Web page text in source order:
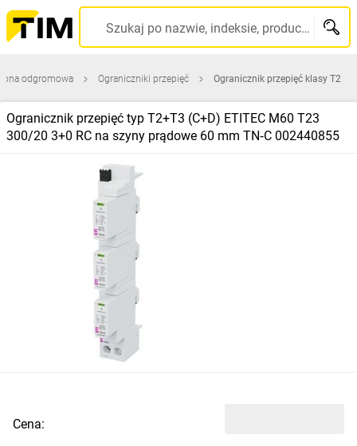
Szukaj po nazwie, indeksie, producencie, kodzie kreskowym...
odgromowa Ograniczniki przepięć Ogranicznik przepięć klasy T2
Ogranicznik przepięć typ T2+T3 (C+D) ETITEC M60 T23
300/20 3+0 RC na szyny prądowe 60 mm TN‑C 002440855
Cena: